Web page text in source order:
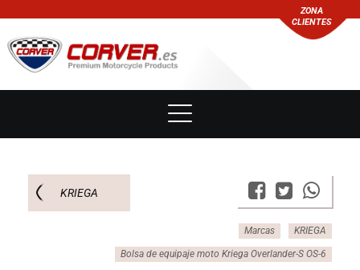
ZONA
CLIENTES
KRIEGA
Marcas KRIEGA
Bolsa de equipaje moto Kriega Overlander-S OS-6